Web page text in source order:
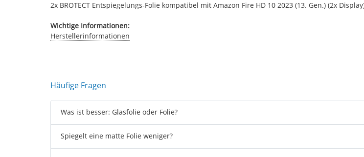
2x BROTECT Entspiegelungs-Folie kompatibel mit Amazon Fire HD 10 2023 (13. Gen.) (2x
Wichtige Informationen:
Herstellerinformationen
Häufige Fragen
Was ist besser: Glasfolie oder Folie?
Spiegelt eine matte Folie weniger?